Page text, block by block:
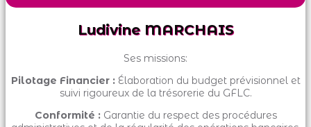
Ludivine MARCHAIS
Ses missions:
Pilotage Financier :Élaboration du budget prévisionnel et
suivi rigoureux de la trésorerie du GFLC.
Conformité :Garantie du respect des procédures